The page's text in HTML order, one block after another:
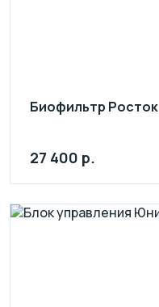
Биофильтр Росток
27 400 р.